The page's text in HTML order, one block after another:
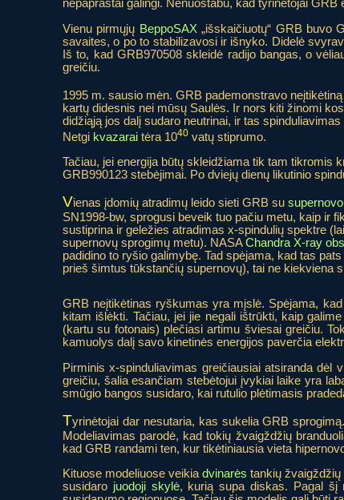
nepaprastai galingi. Nenuostabu, kad tyrinėtojai GRB
Vienu pirmųjų BeppoSAX„išskaičiuotų“ GRB buvo
savaites, o po to stabilizavosi ir išnyko. Didelė
Iš to, kad GRB970508 skleidė radijo bangas, o
greičiu.
1995 m. sausio mėn. GRB pademonstravo
kartų didesnis nei mūsų Saulės. Ir nors kiti žinomi
didžiąją jos dalį sudaro neutrinai, ir tas
Netgi kvazarai tėra 1040 vatų stiprumo.
Tačiau, jei energija būtų skleidžiama tik tam tikromis
GRB990123 stebėjimai. Po dviejų dienų likutinio
Vienas įdomių atradimų leido sieti GRB su
SN1998-bw, sprogusi beveik tuo pačiu metu, kaip ir
sustiprina ir geležies atradimas x-spindulių spektre
supernovų sprogimų metu). NASAChandra X-ray
padidino to ryšio galimybę. Tad spėjama, kad tas
prieš šimtus tūkstančių supernovų), tai ne kiekviena
GRB neįtikėtinas ryškumas yra mįslė. Spėjama,
kitam išlėkti. Tačiau, jei jie negali ištrūkti, kaip
(kartu su fotonais) plečiasi artimu šviesai greičiu.
kamuolys dalį savo kinetinės energijos paverčia
Pirminis x-spinduliavimas greičiausiai atsiranda dėl
greičiu, šalia esančiam stebėtojui įvykiai laike yra
smūgio bangos susidaro, kai rutulio plėtimasis
Tyrinėtojai dar nesutaria, kas sukelia GRB
Modeliavimas parodė, kad tokių žvaigždžių
kad GRB randami ten, kur tikėtiniausia vieta
Kituose modeliuose veikiadvinarės tankių
susidaro juodoji skylė, kurią supa diskas. Pagal šį